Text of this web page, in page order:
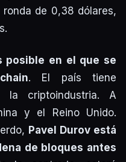
de 0,38 dólares,
posible en el que se
. El país tiene
la criptoindustria. A
y el Reino Unido.
Pavel Durov está
de bloques antes